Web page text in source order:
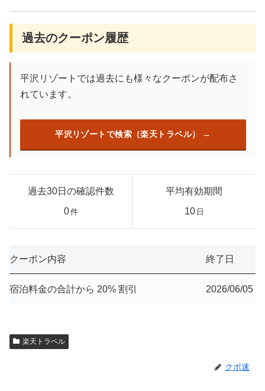
過去のクーポン履歴
平沢リゾートでは過去にも様々なクーポンが配布さ
れています。
平沢リゾートで検索（楽天トラベル）
過去30日の確認件数
0件
平均有効期間
10 日
クーポン内容 終了日
宿泊料金の合計から 20% 割引 2026/06/05
楽天トラベル
クポ速